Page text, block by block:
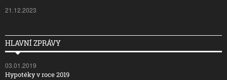
21.12.2023
HLAVNÍ ZPRÁVY
03.01.2019
Hypotéky v roce 2019